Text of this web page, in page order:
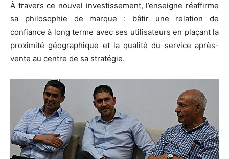
À travers ce nouvel investissement, l’enseigne réaffirme
sa philosophie de marque : bâtir une relation de
confiance à long terme avec ses utilisateurs en plaçant la
proximité géographique et la qualité du service après-
vente au centre de sa stratégie.